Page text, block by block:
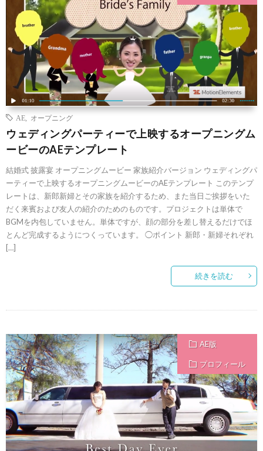
AE オープニング
ウェディングパーティーで上映するオープニングム
ービーのAEテンプレート
結婚式 披露宴 オープニングムービー 家族紹介バージョン ウェディングパ
ーティーで上映するオープニングムービーのAEテンプレート このテンプ
レートは、新郎新婦とその家族を紹介するため、また当日ご挨拶をいた
だく来賓および友人の紹介のためのものです。プロジェクトは単体で
BGMを内包していません。単体ですが、顔の部分を差し替えるだけでほ
とんど完成するようにつくっています。 ◯ポイント 新郎・新婦それぞれ
[…]
続きを読む
AE版
プロフィール